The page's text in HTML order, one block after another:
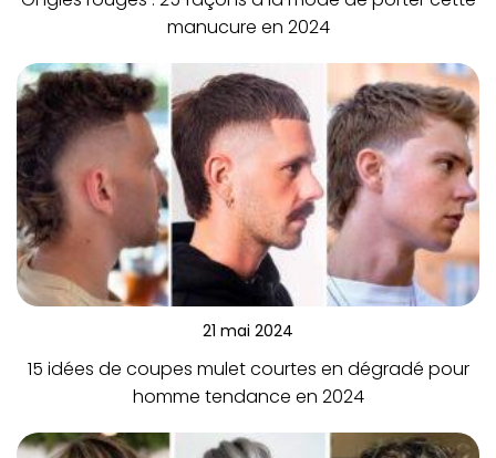
manucure en 2024
21 mai 2024
15 idées de coupes mulet courtes en dégradé pour
homme tendance en 2024